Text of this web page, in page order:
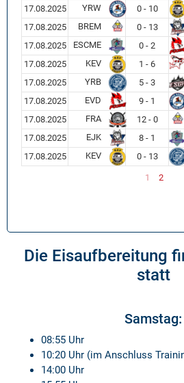
17.08.2025
YRW 0 - 10
17.08.2025
BREM 0 - 13
17.08.2025
ESCME 0 - 2
17.08.2025
KEV 1 - 6
17.08.2025
YRB 5 - 3
17.08.2025
EVD 9 - 1
17.08.2025
FRA 12 - 0
17.08.2025
EJK 8 - 1
17.08.2025
KEV 0 - 13
1 2
Die Eisaufbereitung
statt
Samstag:
08:55 Uhr
10:20 Uhr (im Anschluss
14:00 Uhr